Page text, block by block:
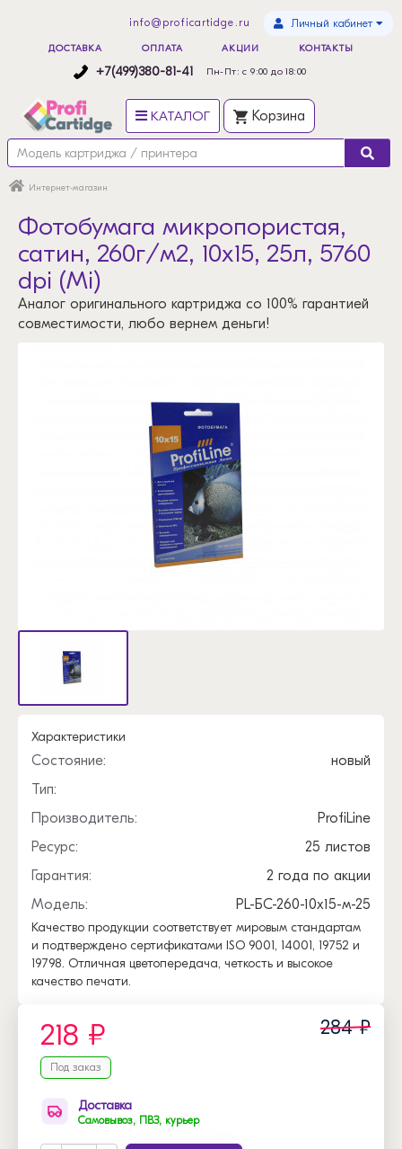
info@proficartidge.ru Личный кабинет
ДОСТАВКА ОПЛАТА АКЦИИ КОНТАКТЫ
+7(499)380-81-41 Пн-Пт: с 9:00 до 18:00
КАТАЛОГ Корзина
Интернет-магазин
Фотобумага микропористая,
сатин, 260г/м2, 10x15, 25л, 5760
dpi (Mi)
Аналог оригинального картриджа со 100% гарантией
совместимости, любо вернем деньги!
Характеристики
Состояние:
новый
Тип:
Производитель:
ProfiLine
Ресурс:
25 листов
Гарантия:
2 года по акции
Модель:
PL-БС-260-10x15-м-25
Качество продукции соответствует мировым стандартам
и подтверждено сертификатами ISO 9001, 14001, 19752 и
19798. Отличная цветопередача, четкость и высокое
качество печати.
218 ₽ 284 ₽
Под заказ
Доставка
Самовывоз, ПВЗ, курьер